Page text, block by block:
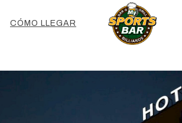
CÓMO LLEGAR